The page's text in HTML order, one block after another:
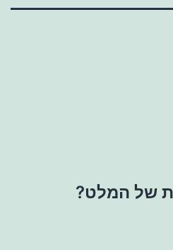
של המלט?